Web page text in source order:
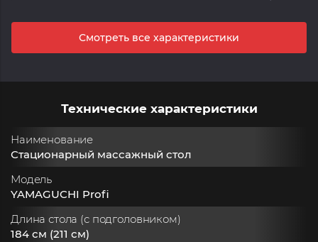
Смотреть все характеристики
Технические характеристики
Наименование
Стационарный массажный стол
Модель
YAMAGUCHI Profi
Длина стола (с подголовником)
184 см (211 см)